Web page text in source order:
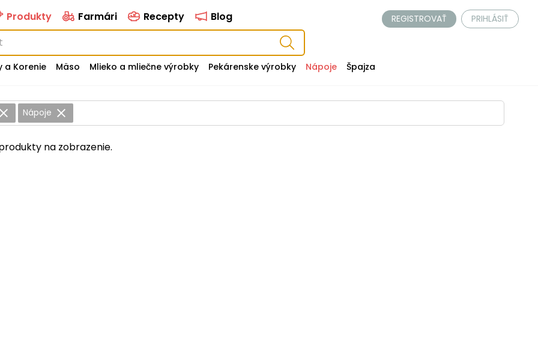
Produkty Farmári Recepty Blog REGISTROVAŤ PRIHLÁSIŤ
a Korenie Mäso Mlieko a mliečne výrobky Pekárenske výrobky Nápoje Špajza
Nápoje
na zobrazenie.